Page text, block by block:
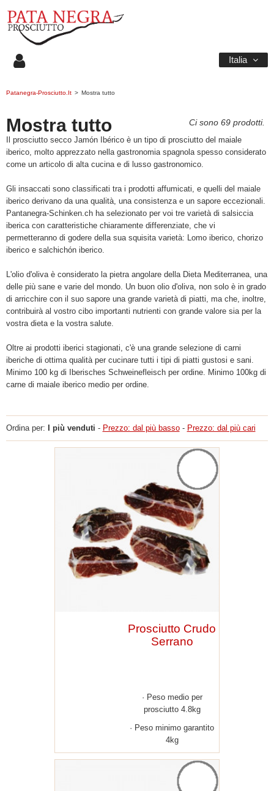
Italia
Patanegra-Prosciutto.it > Mostra tutto
Mostra tutto Ci sono 69 prodotti.
Il prosciutto secco Jamón Ibérico è un tipo di prosciutto del maiale
iberico, molto apprezzato nella gastronomia spagnola spesso considerato
come un articolo di alta cucina e di lusso gastronomico.
Gli insaccati sono classificati tra i prodotti affumicati, e quelli del maiale
iberico derivano da una qualità, una consistenza e un sapore eccezionali.
Pantanegra-Schinken.ch ha selezionato per voi tre varietà di salsiccia
iberica con caratteristiche chiaramente differenziate, che vi
permetteranno di godere della sua squisita varietà: Lomo iberico, chorizo
iberico e salchichón iberico.
L'olio d'oliva è considerato la pietra angolare della Dieta Mediterranea, una
delle più sane e varie del mondo. Un buon olio d'oliva, non solo è in grado
di arricchire con il suo sapore una grande varietà di piatti, ma che, inoltre,
contribuirà al vostro cibo importanti nutrienti con grande valore sia per la
vostra dieta e la vostra salute.
Oltre ai prodotti iberici stagionati, c'è una grande selezione di carni
iberiche di ottima qualità per cucinare tutti i tipi di piatti gustosi e sani.
Minimo 100 kg di Iberisches Schweinefleisch per ordine. Minimo 100kg di
carne di maiale iberico medio per ordine.
Ordina per: I più venduti - Prezzo: dal più basso- Prezzo: dal più cari
Prosciutto Crudo
Serrano
Peso medio per
prosciutto 4.8kg
Peso minimo garantito
4kg